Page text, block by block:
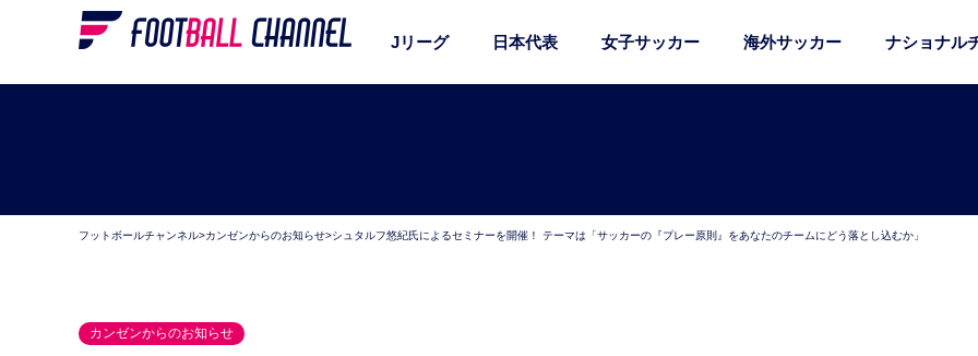
Jリーグ 日本代表 女子サッカー 海外サッカー ナショナル
フットボールチャンネル>カンゼンからのお知らせ>シュタルフ悠紀氏によるセミナーを開催！ テーマは「サッカーの『プレー原則』をあなたのチームにどう落とし込むか」
カンゼンからのお知らせ